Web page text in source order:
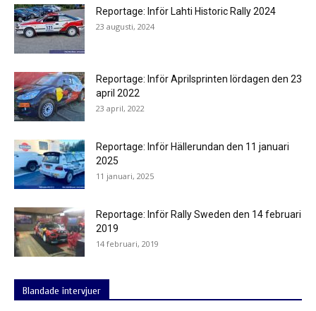
Reportage: Inför Lahti Historic Rally 2024
23 augusti, 2024
Reportage: Inför Aprilsprinten lördagen den 23
april 2022
23 april, 2022
Reportage: Inför Hällerundan den 11 januari
2025
11 januari, 2025
Reportage: Inför Rally Sweden den 14 februari
2019
14 februari, 2019
Blandade intervjuer